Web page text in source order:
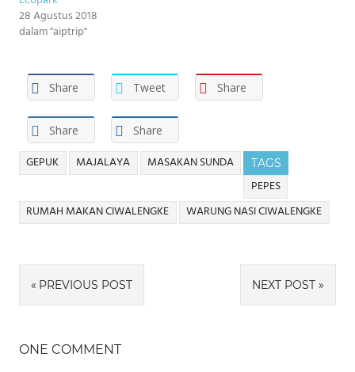
28 Agustus 2018
dalam "aiptrip"
Share Tweet Share
Share Share
TAGS
GEPUK MAJALAYA
MASAKAN SUNDA
PEPES
RUMAH MAKAN CIWALENGKE
WARUNG NASI CIWALENGKE
Navigasi
pos
PREVIOUS POST NEXT POST
ONE COMMENT